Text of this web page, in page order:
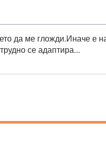
да ме гложди.Иначе е
се адаптира...